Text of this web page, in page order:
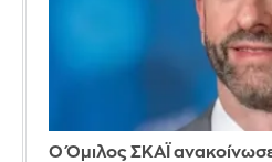
Ο Όμιλος ΣΚΑΪ